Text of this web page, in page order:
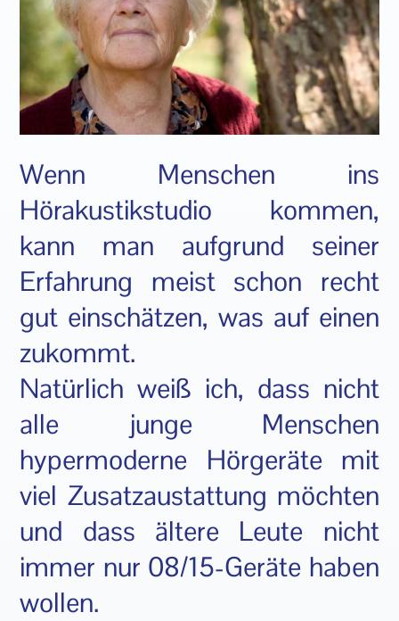
Wenn Menschen ins
Hörakustikstudio kommen,
kann man aufgrund seiner
Erfahrung meist schon recht
gut einschätzen, was auf einen
zukommt.
Natürlich weiß ich, dass nicht
alle junge Menschen
hypermoderne Hörgeräte mit
viel Zusatzaustattung möchten
und dass ältere Leute nicht
immer nur 08/15-Geräte haben
wollen.